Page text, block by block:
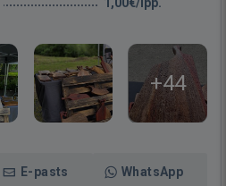
+44
E-pasts WhatsApp